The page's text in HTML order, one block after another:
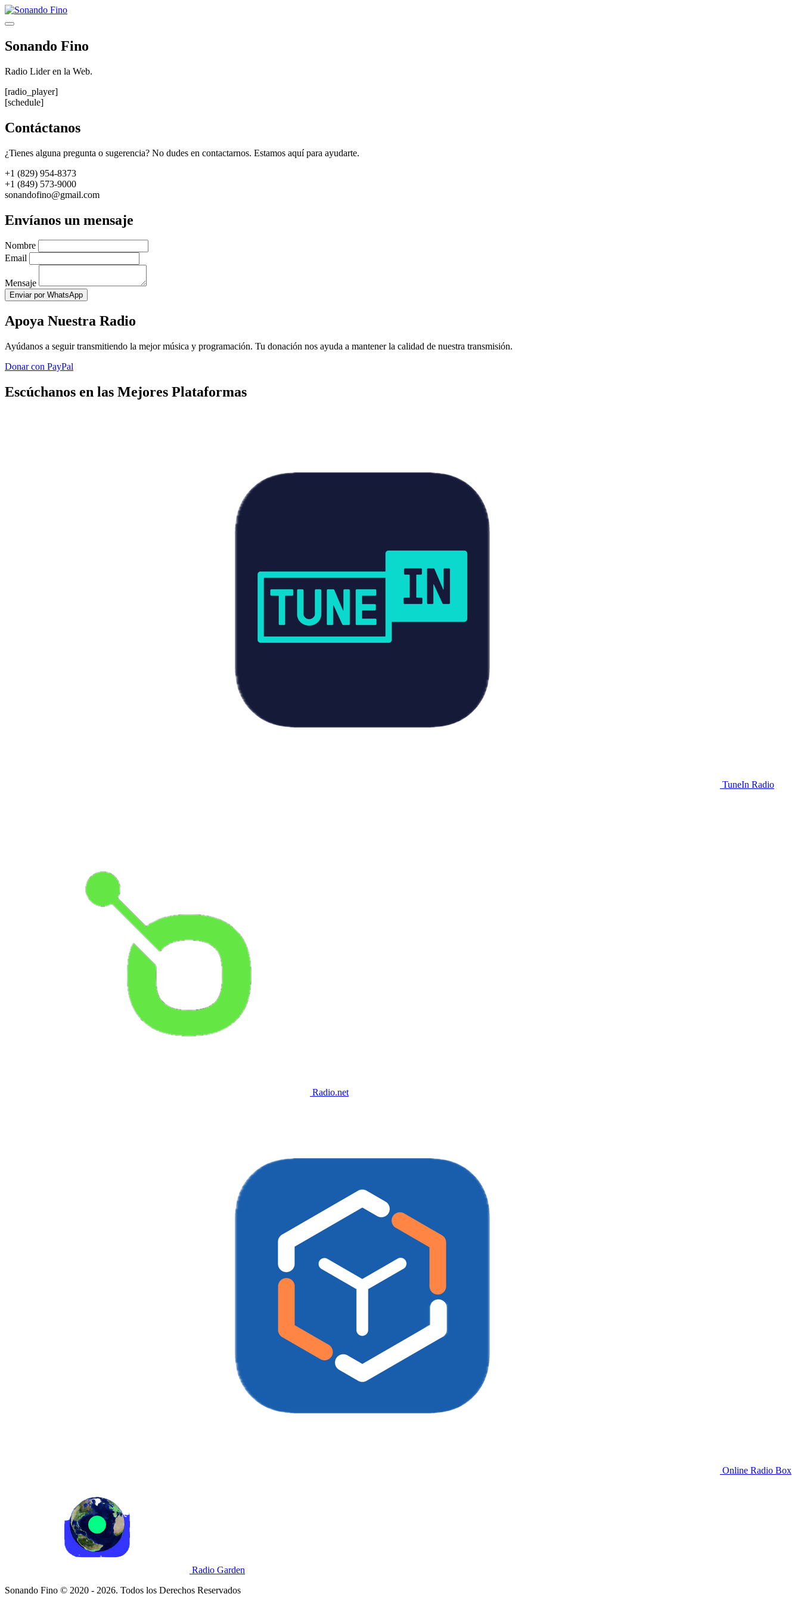
Saltar
al
Menú
Sonando Fino
Radio Lider en la Web.
[radio_player]
[schedule]
Contáctanos
¿Tienes alguna pregunta o sugerencia? No dudes en contactarnos. Estamos aquí para ayudarte.
+1 (829) 954-8373
+1 (849) 573-9000
sonandofino@gmail.com
Envíanos un mensaje
Nombre
Email
Mensaje
Enviar por WhatsApp
Apoya Nuestra Radio
Ayúdanos a seguir transmitiendo la mejor música y programación. Tu donación nos ayuda a mantener la calidad de nuestra transmisión.
Donar con PayPal
Escúchanos en las Mejores Plataformas
TuneIn Radio
Radio.net
Online Radio Box
Radio Garden
Sonando Fino © 2020 - 2026. Todos los Derechos Reservados